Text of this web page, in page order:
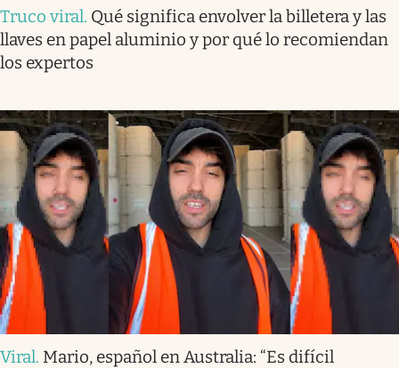
Truco viral. Qué significa envolver la billetera y las
llaves en papel aluminio y por qué lo recomiendan
los expertos
Viral. Mario, español en Australia: “Es difícil